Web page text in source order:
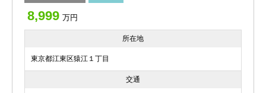
8,999 万円
所在地
東京都江東区猿江１丁目
交通